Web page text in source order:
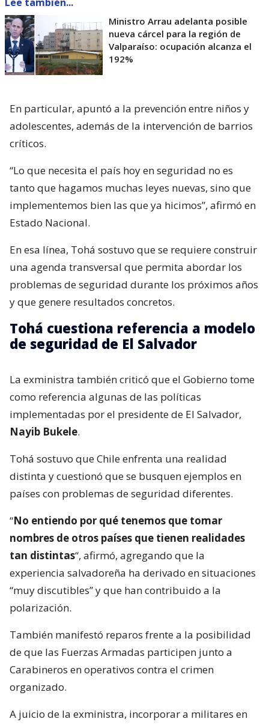
Ministro Arrau adelanta posible
nueva cárcel para la región de
Valparaíso: ocupación alcanza el
192%
En particular, apuntó a la prevención entre niños y
adolescentes, además de la intervención de barrios
críticos.
“Lo que necesita el país hoy en seguridad no es
tanto que hagamos muchas leyes nuevas, sino que
implementemos bien las que ya hicimos”, afirmó en
Estado Nacional.
En esa línea, Tohá sostuvo que se requiere construir
una agenda transversal que permita abordar los
problemas de seguridad durante los próximos años
y que genere resultados concretos.
Tohá cuestiona referencia a modelo
de seguridad de El Salvador
La exministra también criticó que el Gobierno tome
como referencia algunas de las políticas
implementadas por el presidente de El Salvador,
Nayib Bukele.
Tohá sostuvo que Chile enfrenta una realidad
distinta y cuestionó que se busquen ejemplos en
países con problemas de seguridad diferentes.
“No entiendo por qué tenemos que tomar
nombres de otros países que tienen realidades
tan distintas“, afirmó, agregando que la
experiencia salvadoreña ha derivado en situaciones
“muy discutibles” y que han contribuido a la
polarización.
También manifestó reparos frente a la posibilidad
de que las Fuerzas Armadas participen junto a
Carabineros en operativos contra el crimen
organizado.
A juicio de la exministra, incorporar a militares en